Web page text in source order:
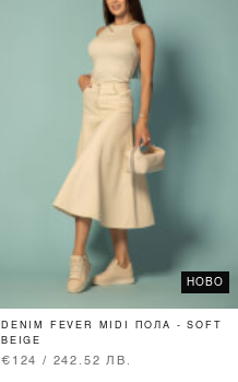
НОВО
DENIM FEVER MIDI ПОЛА - SOFT
BEIGE
€124 / 242.52 ЛВ.